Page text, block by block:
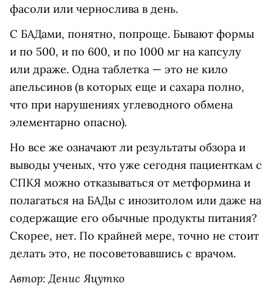
фасоли или чернослива в день.
С БАДами, понятно, попроще. Бывают формы
и по 500, и по 600, и по 1000 мг на капсулу
или драже. Одна таблетка — это не кило
апельсинов (в которых еще и сахара полно,
что при нарушениях углеводного обмена
элементарно опасно).
Но все же означают ли результаты обзора и
выводы ученых, что уже сегодня пациенткам с
СПКЯ можно отказываться от метформина и
полагаться на БАДы с инозитолом или даже на
содержащие его обычные продукты питания?
Скорее, нет. По крайней мере, точно не стоит
делать это, не посоветовавшись с врачом.
Автор: Денис Яцутко